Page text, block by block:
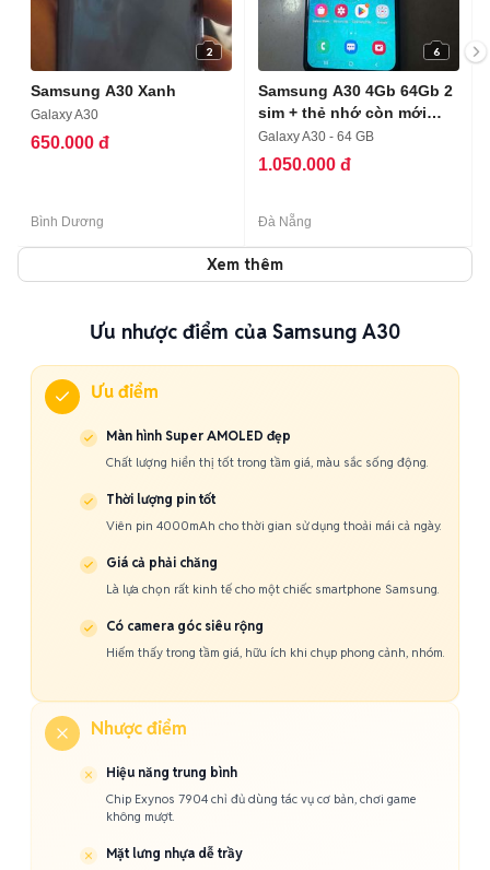
2
Samsung A30 Xanh
Galaxy A30
650.000 đ
Bình Dương
6
Samsung A30 4Gb 64Gb 2
sim + thẻ nhớ còn mới
keng
Galaxy A30 - 64 GB
1.050.000 đ
Đà Nẵng
Xem thêm
Ưu nhược điểm của Samsung A30
Ưu điểm
Màn hình Super AMOLED đẹp
Chất lượng hiển thị tốt trong tầm giá, màu sắc sống động.
Thời lượng pin tốt
Viên pin 4000mAh cho thời gian sử dụng thoải mái cả ngày.
Giá cả phải chăng
Là lựa chọn rất kinh tế cho một chiếc smartphone Samsung.
Có camera góc siêu rộng
Hiếm thấy trong tầm giá, hữu ích khi chụp phong cảnh, nhóm.
Nhược điểm
Hiệu năng trung bình
Chip Exynos 7904 chỉ đủ dùng tác vụ cơ bản, chơi game
không mượt.
Mặt lưng nhựa dễ trầy